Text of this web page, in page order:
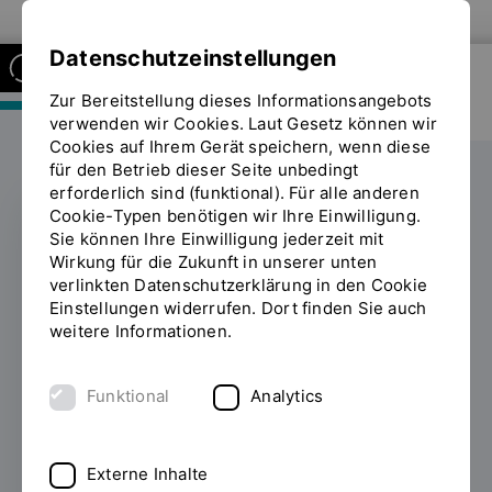
FAKULTÄT MASCHINENBAU
Die automobile
Fortbewegung als
Hörerlebnis
31.10.2018Wie lässt sich das Hörerlebnis von
Messtechnik GmbH und der OvGU
Datenschutzeinstellungen
Zur Bereitstellung dieses Informationsangebots
verwenden wir Cookies. Laut Gesetz können wir
Cookies auf Ihrem Gerät speichern, wenn diese
für den Betrieb dieser Seite unbedingt
erforderlich sind (funktional). Für alle anderen
Cookie-Typen benötigen wir Ihre Einwilligung.
Sie können Ihre Einwilligung jederzeit mit
Wirkung für die Zukunft in unserer unten
verlinkten Datenschutzerklärung in den Cookie
Einstellungen widerrufen. Dort finden Sie auch
weitere Informationen.
Funktional Analytics
Externe Inhalte